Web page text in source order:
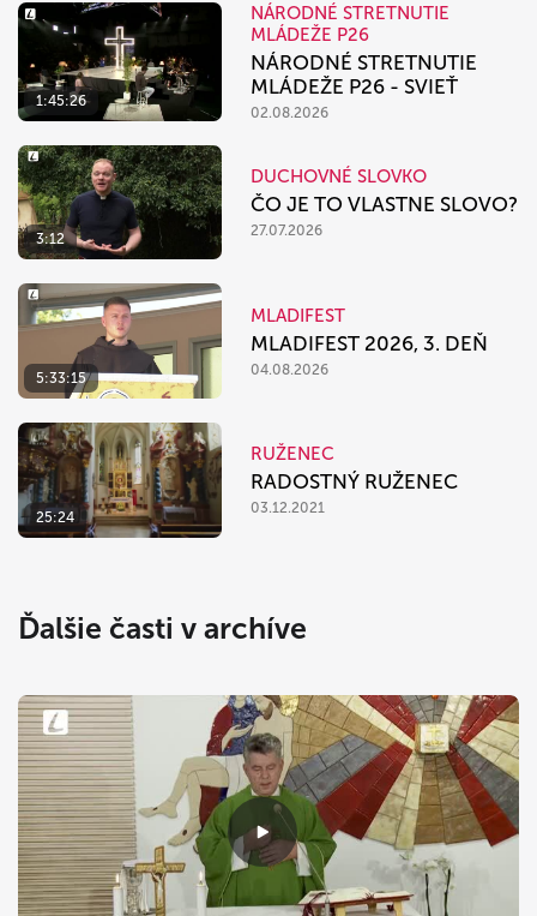
1:45:26
NÁRODNÉ STRETNUTIE
MLÁDEŽE P26
NÁRODNÉ STRETNUTIE
MLÁDEŽE P26 - SVIEŤ
02.08.2026
3:12
DUCHOVNÉ SLOVKO
ČO JE TO VLASTNE SLOVO?
27.07.2026
5:33:15
MLADIFEST
MLADIFEST 2026, 3. DEŇ
04.08.2026
25:24
RUŽENEC
RADOSTNÝ RUŽENEC
03.12.2021
Ďalšie časti v archíve